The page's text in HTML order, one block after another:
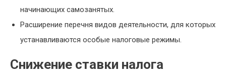
начинающих самозанятых.
Расширение перечня видов деятельности, для которых
устанавливаются особые налоговые режимы.
Снижение ставки налога